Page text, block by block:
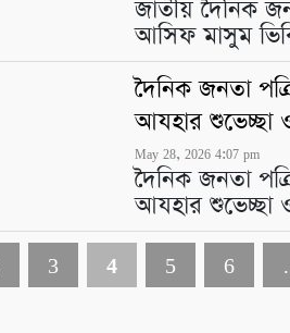
জাতীয় দৈনিক
আসিফ মাসুম
দৈনিক জনতা
আযহার শুভেচ্ছা
May 28, 2026 4:07 pm
দৈনিক জনতা
আযহার শুভেচ্ছা
3 4 5 6